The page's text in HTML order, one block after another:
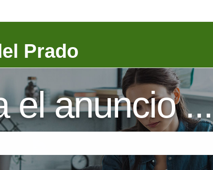
Prado
el anuncio ...